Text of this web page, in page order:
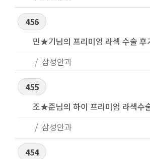
456
민★기님의 프리미엄 라섹 수술 후
삼성안과
455
조★준님의 하이 프리미엄 라섹수
삼성안과
454